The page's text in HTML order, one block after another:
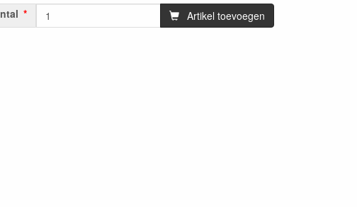
Artikel toevoegen